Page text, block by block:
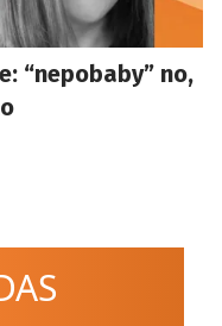
“nepobaby” no,